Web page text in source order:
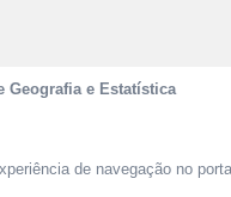
Geografia e Estatística
de navegação no